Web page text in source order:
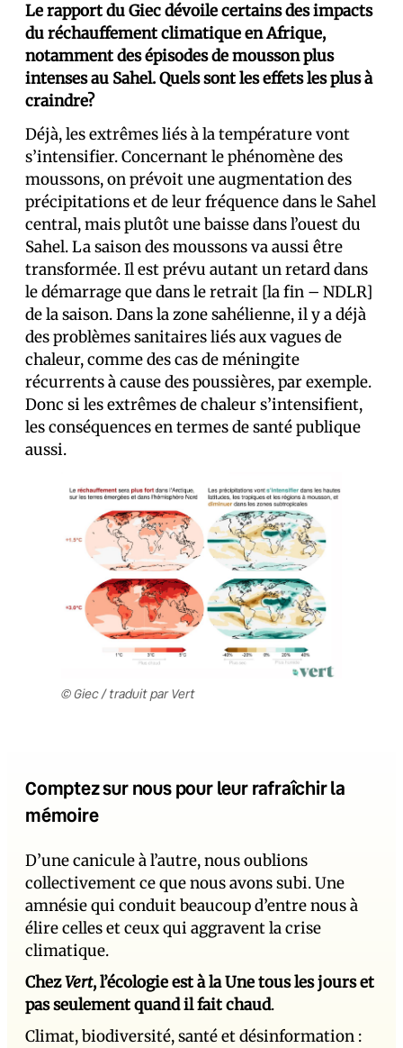
Le rapport du Giec dévoile certains des impacts
du réchauffement climatique en Afrique,
notamment des épisodes de mousson plus
intenses au Sahel. Quels sont les effets les plus à
craindre?
Déjà, les extrêmes liés à la température vont
s’intensifier. Concernant le phénomène des
moussons, on prévoit une augmentation des
précipitations et de leur fréquence dans le Sahel
central, mais plutôt une baisse dans l’ouest du
Sahel. La saison des moussons va aussi être
transformée. Il est prévu autant un retard dans
le démarrage que dans le retrait [la fin – NDLR]
de la saison. Dans la zone sahélienne, il y a déjà
des problèmes sanitaires liés aux vagues de
chaleur, comme des cas de méningite
récurrents à cause des poussières, par exemple.
Donc si les extrêmes de chaleur s’intensifient,
les conséquences en termes de santé publique
aussi.
© Giec / traduit par Vert
Comptez sur nous pour leur rafraîchir la
mémoire
D’une canicule à l’autre, nous oublions
collectivement ce que nous avons subi. Une
amnésie qui conduit beaucoup d’entre nous à
élire celles et ceux qui aggravent la crise
climatique.
ChezVert, l’écologie est à la Une tous les jours et
pas seulement quand il fait chaud.
Climat, biodiversité, santé et désinformation :